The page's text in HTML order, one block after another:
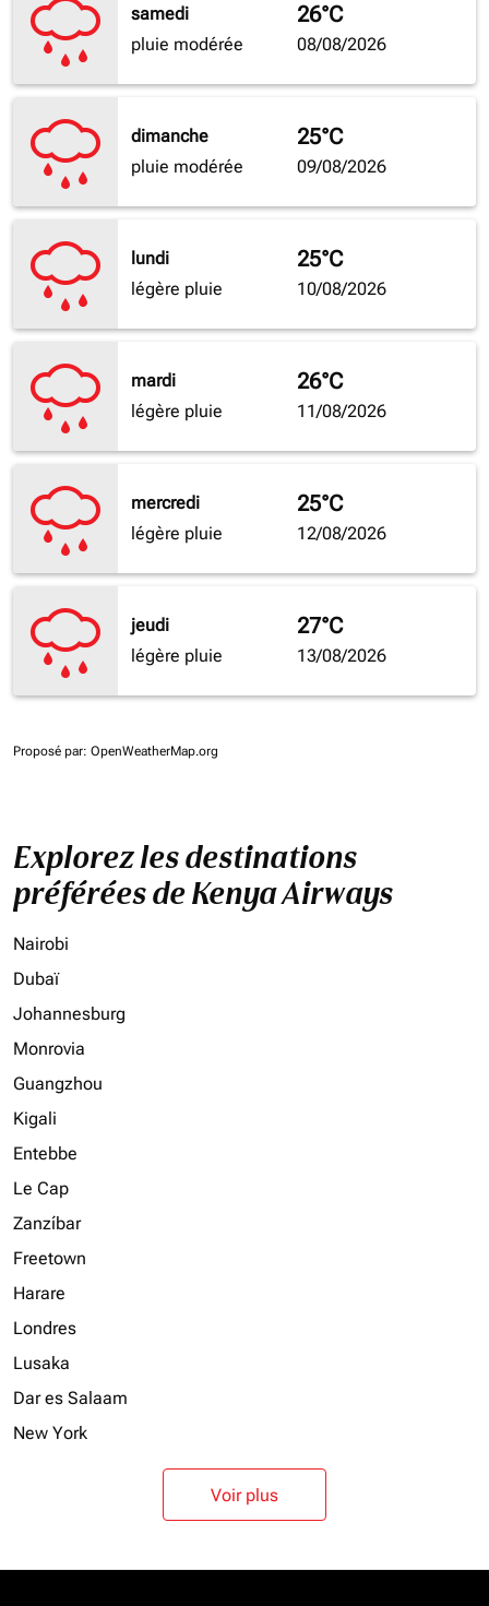
samedi
pluie modérée
26°C
08/08/2026
dimanche
pluie modérée
25°C
09/08/2026
lundi
légère pluie
25°C
10/08/2026
mardi
légère pluie
26°C
11/08/2026
mercredi
légère pluie
25°C
12/08/2026
jeudi
légère pluie
27°C
13/08/2026
Proposé par: OpenWeatherMap.org
Explorez les destinations
préférées de Kenya Airways
Nairobi
Dubaï
Johannesburg
Monrovia
Guangzhou
Kigali
Entebbe
Le Cap
Zanzíbar
Freetown
Harare
Londres
Lusaka
Dar es Salaam
New York
Voir plus